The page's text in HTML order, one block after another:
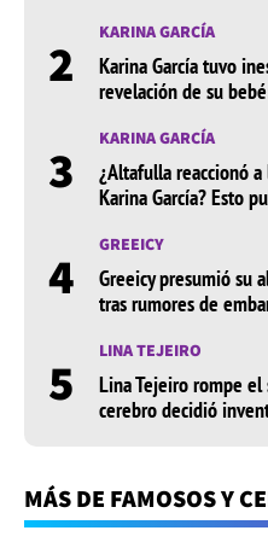
2 KARINA GARCÍA
Karina García tuvo
revelación de su
3 KARINA GARCÍA
¿Altafulla reaccionó
Karina García? Esto
4 GREEICY
Greeicy presumió su
tras rumores de
5 LINA TEJEIRO
Lina Tejeiro rompe
cerebro decidió
MÁS DE FAMOSOS Y